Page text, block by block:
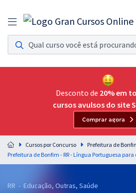
Assinatura Ilimitada 11
Acesso a todos os cursos. Teste grátis por 7 dias!
Assinatura OAB Até Passar
Acesso ilimitado a toda preparação para o Exame
Residências Multiprofissionais
Preparação completa e intensiva para as
residências em saúde do Brasil
Desconto de 20% em
cursos avulsos do site
Comprar agora
Cursos por Concurso
Prefeitura de
RR - Educação, Outras, Saúde